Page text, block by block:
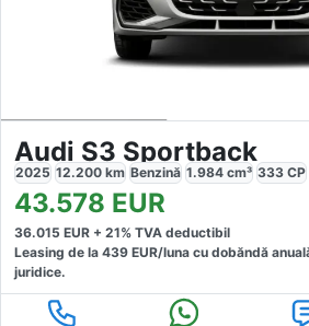
Audi S3 Sportback
2025 12.200 km Benzină 1.984 cm³ 333 CP
43.578 EUR
36.015 EUR + 21% TVA deductibil
Leasing de la 439 EUR/luna cu dobăndă
juridice.